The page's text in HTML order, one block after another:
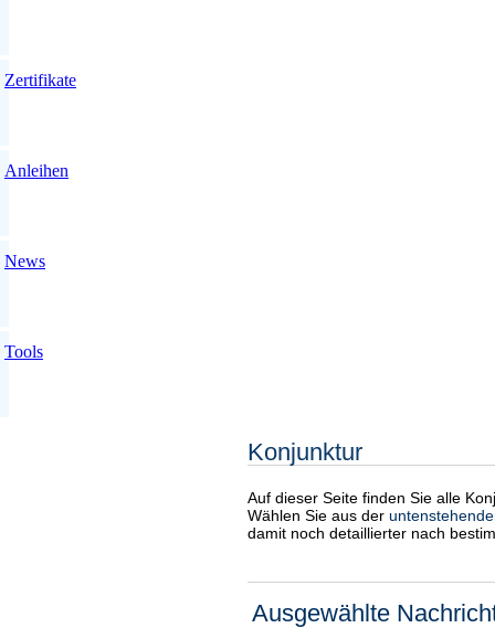
Zertifikate
Anleihen
News
Tools
Konjunktur
Auf dieser Seite finden Sie alle
Wählen Sie aus der
damit noch detaillierter nach
Ausgewählte